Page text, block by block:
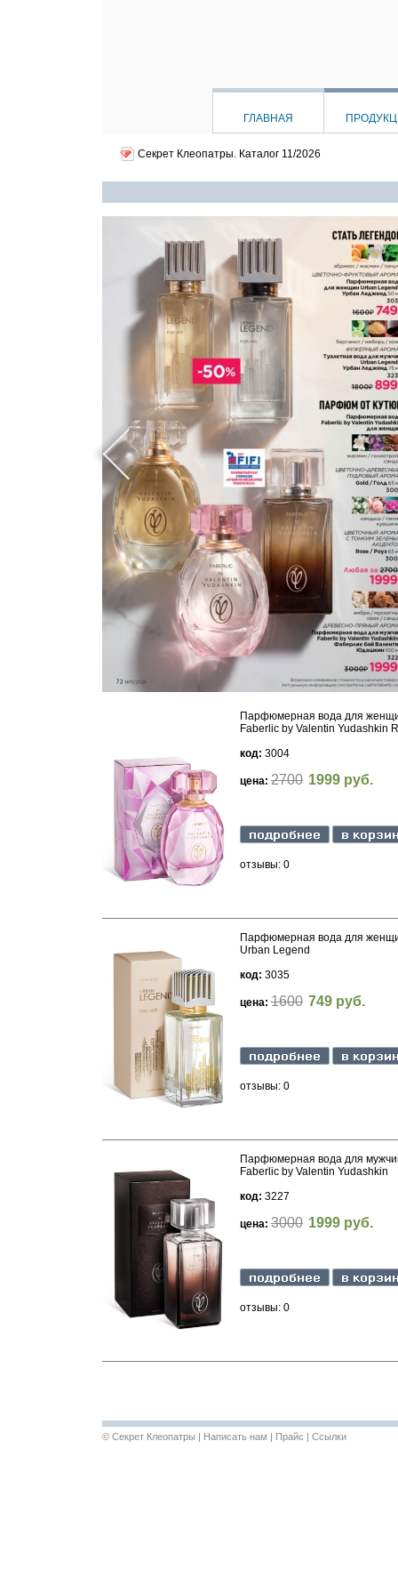
ГЛАВНАЯ
Секрет Клеопатры. Каталог 11/2026
Парфюмерная вода для
Faberlic by Valentin Yudashkin
код: 3004
цена: 2700 1999 руб.
отзывы: 0
Парфюмерная вода для
Urban Legend
код: 3035
цена: 1600 749 руб.
отзывы: 0
Парфюмерная вода для
Faberlic by Valentin Yudashkin
код: 3227
цена: 3000 1999 руб.
отзывы: 0
© Секрет Клеопатры Написать нам Прайс Ссылки